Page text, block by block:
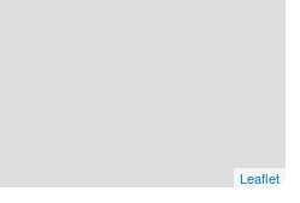
Leaflet